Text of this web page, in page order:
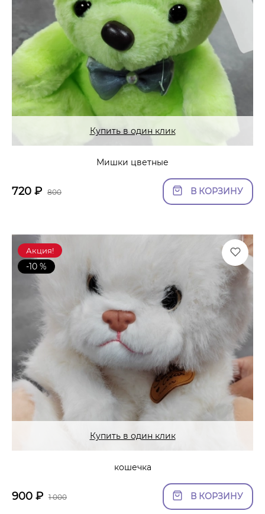
Купить в один клик
Мишки цветные
720 ₽ 800 В КОРЗИНУ
Акция!
-10 %
Купить в один клик
кошечка
900 ₽ 1 000 В КОРЗИНУ